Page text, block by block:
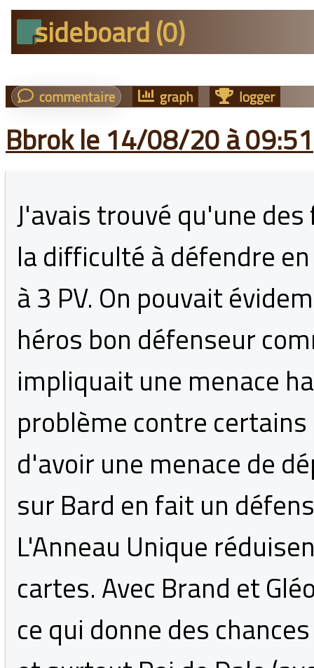
sideboard (0)
commentaire graph logger
Bbrok le 14/08/20 à 09:51
J'avais trouvé qu'une
la difficulté à défendre
à 3 PV. On pouvait
héros bon défenseur
impliquait une menace
problème contre
d'avoir une menace de
sur Bard en fait un
L'Anneau Unique
cartes. Avec Brand et
ce qui donne des